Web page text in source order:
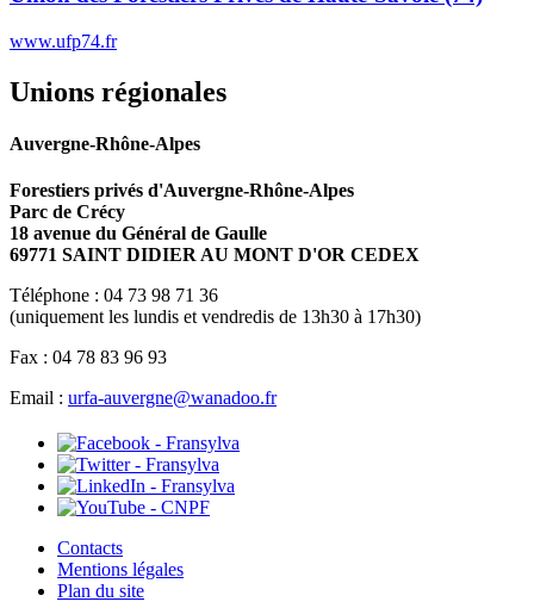
www.ufp74.fr
Unions régionales
Auvergne-Rhône-Alpes
Forestiers privés d'Auvergne-Rhône-Alpes
Parc de Crécy
18 avenue du Général de Gaulle
69771 SAINT DIDIER AU MONT D'OR CEDEX
Téléphone : 04 73 98 71 36
(uniquement les lundis et vendredis de 13h30 à 17h30)
Fax : 04 78 83 96 93
Email : urfa-auvergne@wanadoo.fr
Contacts
Mentions légales
Plan du site